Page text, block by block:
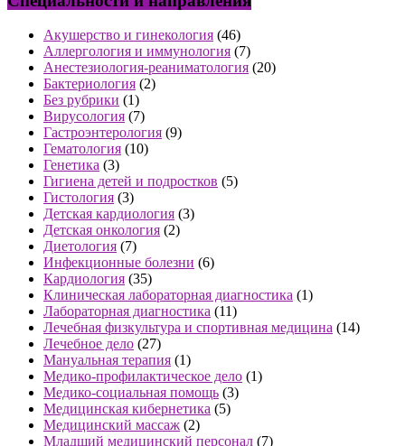
Акушерство и гинекология (46)
Аллергология и иммунология (7)
Анестезиология-реаниматология (20)
Бактериология (2)
Без рубрики (1)
Вирусология (7)
Гастроэнтерология (9)
Гематология (10)
Генетика (3)
Гигиена детей и подростков (5)
Гистология (3)
Детская кардиология (3)
Детская онкология (2)
Диетология (7)
Инфекционные болезни (6)
Кардиология (35)
Клиническая лабораторная диагностика (1)
Лабораторная диагностика (11)
Лечебная физкультура и спортивная медицина (14)
Лечебное дело (27)
Мануальная терапия (1)
Медико-профилактическое дело (1)
Медико-социальная помощь (3)
Медицинская кибернетика (5)
Медицинский массаж (2)
Младший медицинский персонал (7)